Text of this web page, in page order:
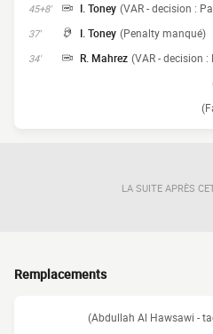
45+8' I. Toney (VAR - decision :
37' I. Toney (Penalty manqué)
34' R. Mahrez (VAR - decision :
LA SUITE APRÈS
Remplacements
(Abdullah Al Hawsawi -